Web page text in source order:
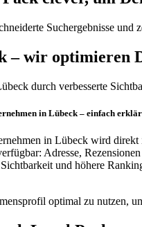
Suchergebnisse
– wir optimieren
durch verbesserte
in Lübeck – einfach
in Lübeck wird direkt
Adresse,
und höhere
optimal zu nutzen,